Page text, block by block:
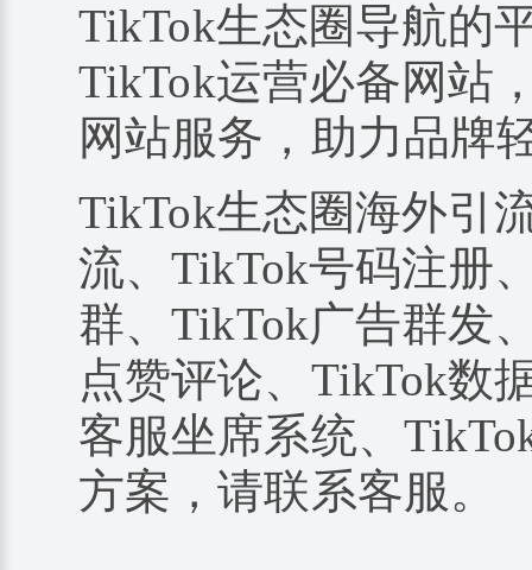
TikTok生态圈导航的
TikTok运营必备网站
网站服务，助力品牌
TikTok生态圈海外引
流、TikTok号码注册
群、TikTok广告群发
点赞评论、TikTok数
客服坐席系统、
方案，请联系客服。